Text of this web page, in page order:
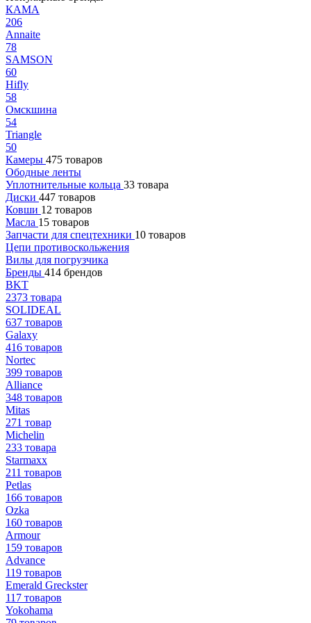
КАМА
206
Annaite
78
SAMSON
60
Hifly
58
Омскшина
54
Triangle
50
Камеры 475 товаров
Ободные ленты
Уплотнительные кольца 33 товара
Диски 447 товаров
Ковши 12 товаров
Масла 15 товаров
Запчасти для спецтехники 10 товаров
Цепи противоскольжения
Вилы для погрузчика
Бренды 414 брендов
BKT
2373 товара
SOLIDEAL
637 товаров
Galaxy
416 товаров
Nortec
399 товаров
Alliance
348 товаров
Mitas
271 товар
Michelin
233 товара
Starmaxx
211 товаров
Petlas
166 товаров
Ozka
160 товаров
Armour
159 товаров
Advance
119 товаров
Emerald Greckster
117 товаров
Yokohama